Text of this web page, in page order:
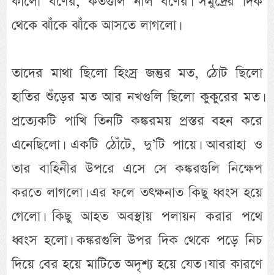
থেকে ঝাঁকে ঝাঁকে আসতে লাগলো।
তাদের মাথা ছিলো হিংস্র জন্তুর মত, ঠোট ছিলো
হাতির শুঁড়ের মত আর নখগুলি ছিলো কুকুরের মত।
প্রত্যেকটি পাখি তিনটি কঙ্করময় প্রস্তর বহন করে
এনেছিলো। একটি ঠোঁটে, দু’টি পায়ে। আবরাহা ও
তার বাহিনীর উপরে এসে সে কঙ্করগুলি নিক্ষেপ
করতে লাগলো। এর ফলে তৎক্ষনাত কিছু ধ্বংস হয়ে
গেলো। কিছু আহত অবস্থায় পলায়ন করার পথে
ধ্বংস হলো। কঙ্করগুলি উপর দিক থেকে পড়ে নিচ
দিয়ে বের হয়ে মাটিতে অদৃশ্য হয়ে যেত। যার কারণে